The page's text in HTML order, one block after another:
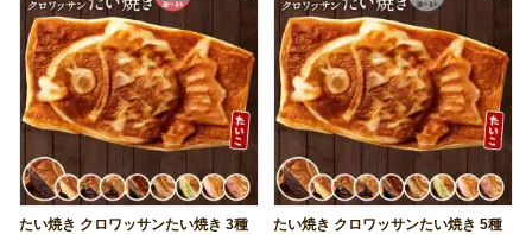
たい焼き クロワッサンたい焼き 3種
たい焼き クロワッサンたい焼き 5種